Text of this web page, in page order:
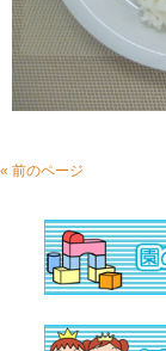
« 前のページ